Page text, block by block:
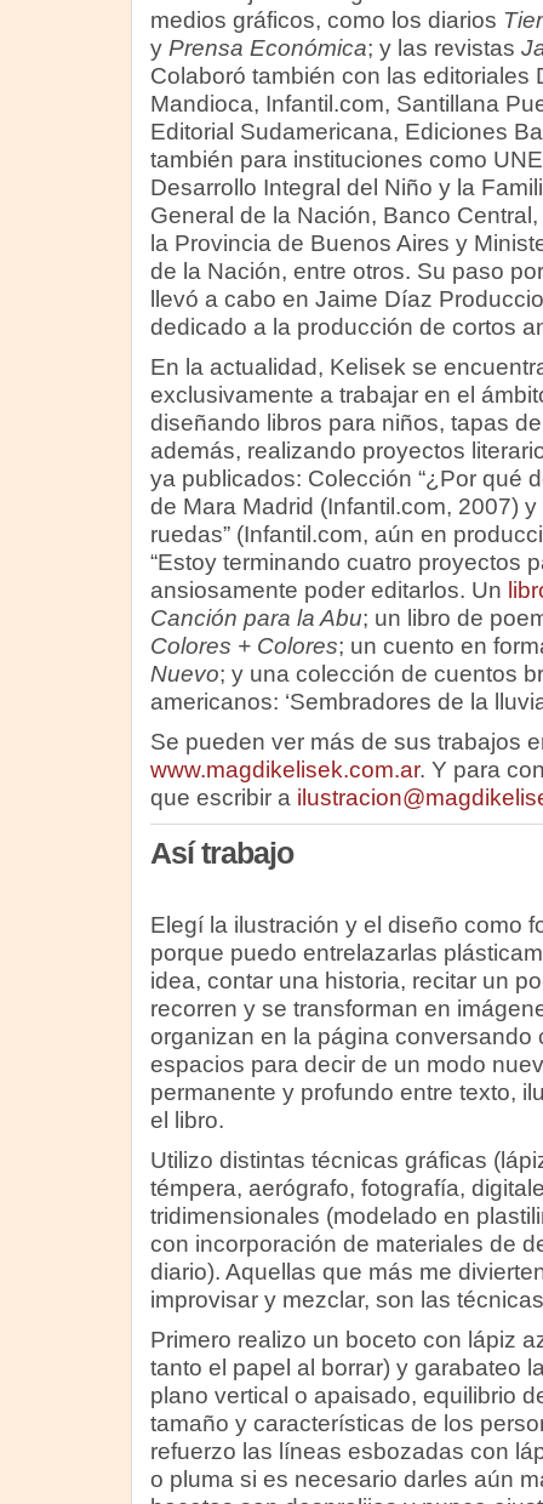
medios gráficos, como los diarios
y Prensa Económica; y las revistas
Colaboró también con las editoriales
Mandioca, Infantil.com, Santillana
Editorial Sudamericana, Ediciones
también para instituciones como
Desarrollo Integral del Niño y la
General de la Nación, Banco
la Provincia de Buenos Aires y
de la Nación, entre otros. Su paso
llevó a cabo en Jaime Díaz
dedicado a la producción de cortos
En la actualidad, Kelisek se
exclusivamente a trabajar en el
diseñando libros para niños, tapas
además, realizando proyectos
ya publicados: Colección “¿Por qué
de Mara Madrid (Infantil.com, 2007)
ruedas” (Infantil.com, aún en
“Estoy terminando cuatro proyectos
ansiosamente poder editarlos. Un
Canción para la Abu; un libro de
Colores + Colores; un cuento en
Nuevo; y una colección de cuentos
americanos: ‘Sembradores de la
Se pueden ver más de sus trabajos
www.magdikelisek.com.ar. Y para
que escribir a
Así trabajo
Elegí la ilustración y el diseño como
porque puedo entrelazarlas
idea, contar una historia, recitar un
recorren y se transforman en
organizan en la página conversando
espacios para decir de un modo
permanente y profundo entre texto,
el libro.
Utilizo distintas técnicas gráficas
témpera, aerógrafo, fotografía,
tridimensionales (modelado en
con incorporación de materiales de
diario). Aquellas que más me
improvisar y mezclar, son las
Primero realizo un boceto con lápiz
tanto el papel al borrar) y garabateo
plano vertical o apaisado, equilibrio
tamaño y características de los
refuerzo las líneas esbozadas con
o pluma si es necesario darles aún